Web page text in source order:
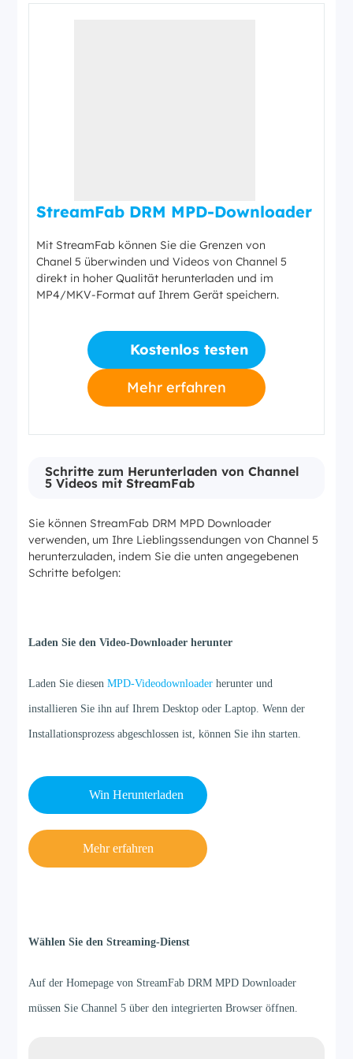
StreamFab DRM MPD-Downloader
Mit StreamFab können Sie die Grenzen von
Chanel 5 überwinden und Videos von Channel 5
direkt in hoher Qualität herunterladen und im
MP4/MKV-Format auf Ihrem Gerät speichern.
Kostenlos testen
Mehr erfahren
Schritte zum Herunterladen von Channel
5 Videos mit StreamFab
Sie können StreamFab DRM MPD Downloader
verwenden, um Ihre Lieblingssendungen von Channel 5
herunterzuladen, indem Sie die unten angegebenen
Schritte befolgen:
Laden Sie den Video-Downloader herunter
Laden Sie diesenMPD-Videodownloader herunter und
installieren Sie ihn auf Ihrem Desktop oder Laptop. Wenn der
Installationsprozess abgeschlossen ist, können Sie ihn starten.
Win Herunterladen
Mehr erfahren
Wählen Sie den Streaming-Dienst
Auf der Homepage von StreamFab DRM MPD Downloader
müssen Sie Channel 5 über den integrierten Browser öffnen.